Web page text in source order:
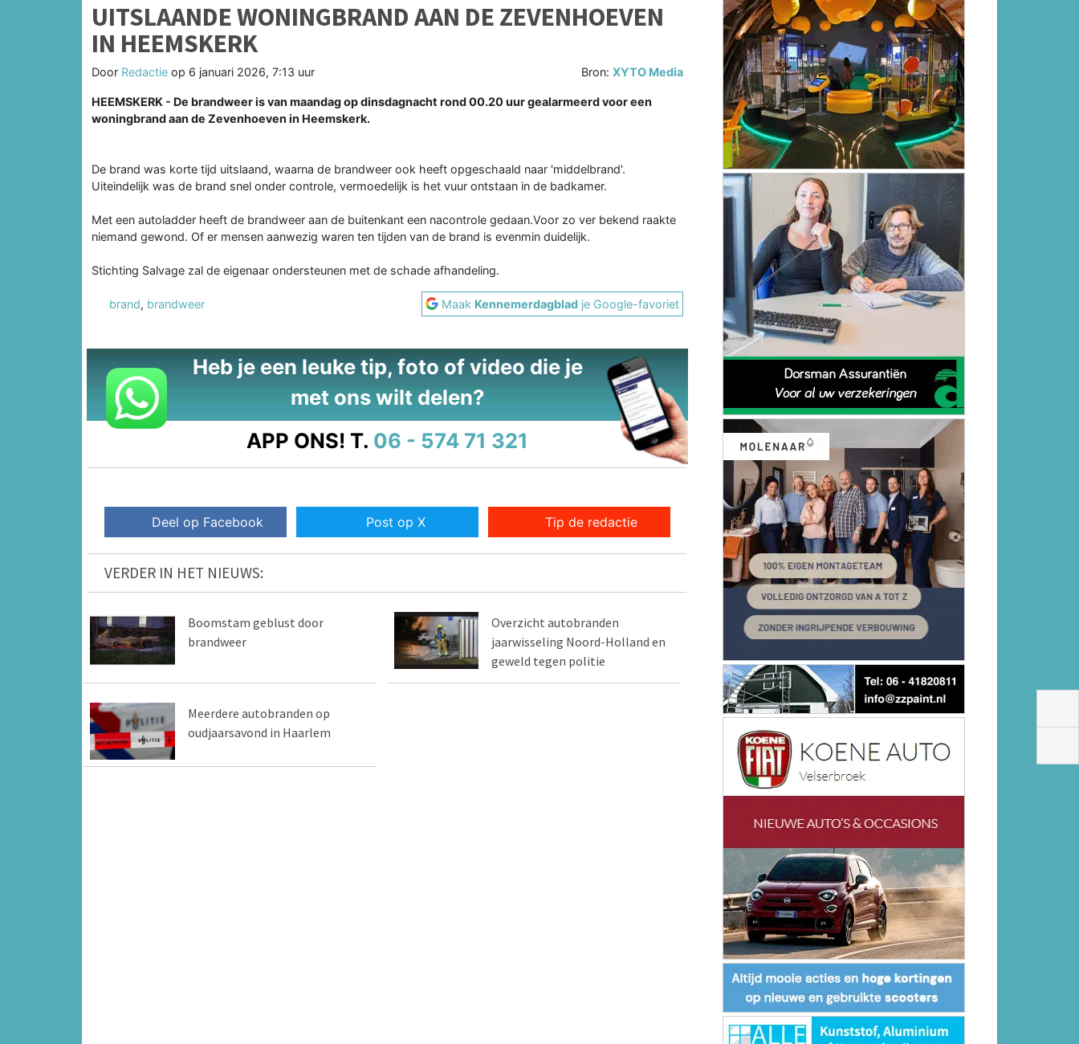
UITSLAANDE WONINGBRAND AAN DE ZEVENHOEVEN
IN HEEMSKERK
Door Redactie op 6 januari 2026, 7:13 uur Bron:XYTO Media
HEEMSKERK - De brandweer is van maandag op dinsdagnacht rond 00.20 uur gealarmeerd voor een
woningbrand aan de Zevenhoeven in Heemskerk.
De brand was korte tijd uitslaand, waarna de brandweer ook heeft opgeschaald naar 'middelbrand'.
Uiteindelijk was de brand snel onder controle, vermoedelijk is het vuur ontstaan in de badkamer.
Met een autoladder heeft de brandweer aan de buitenkant een nacontrole gedaan.Voor zo ver bekend raakte
niemand gewond. Of er mensen aanwezig waren ten tijden van de brand is evenmin duidelijk.
Stichting Salvage zal de eigenaar ondersteunen met de schade afhandeling.
brand, brandweer Maak Kennemerdagblad je Google-favoriet
Heb je een leuke tip, foto of video die je
met ons wilt delen?
APP ONS! T. 06 - 574 71 321
Deel op Facebook Post op X Tip de redactie
VERDER IN HET NIEUWS:
Boomstam geblust door
brandweer
Overzicht autobranden
jaarwisseling Noord-Holland en
geweld tegen politie
Meerdere autobranden op
oudjaarsavond in Haarlem